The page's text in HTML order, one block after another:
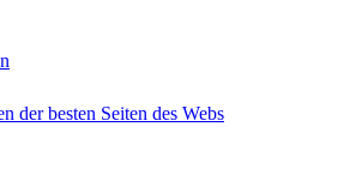
der besten Seiten des Webs